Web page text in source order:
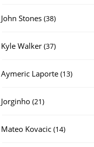
John Stones 3838
Kyle Walker 3737
Aymeric Laporte 1313
Jorginho 2121
Mateo Kovacic 1414